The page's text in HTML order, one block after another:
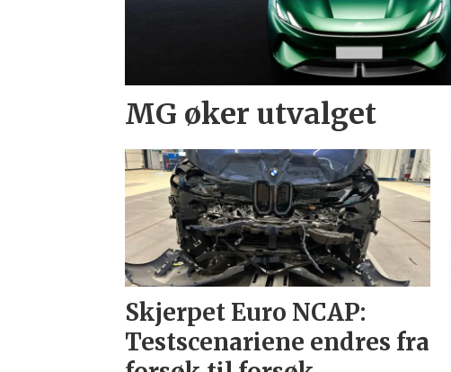
MG øker utvalget
Skjerpet Euro NCAP:
Testscenariene endres fra